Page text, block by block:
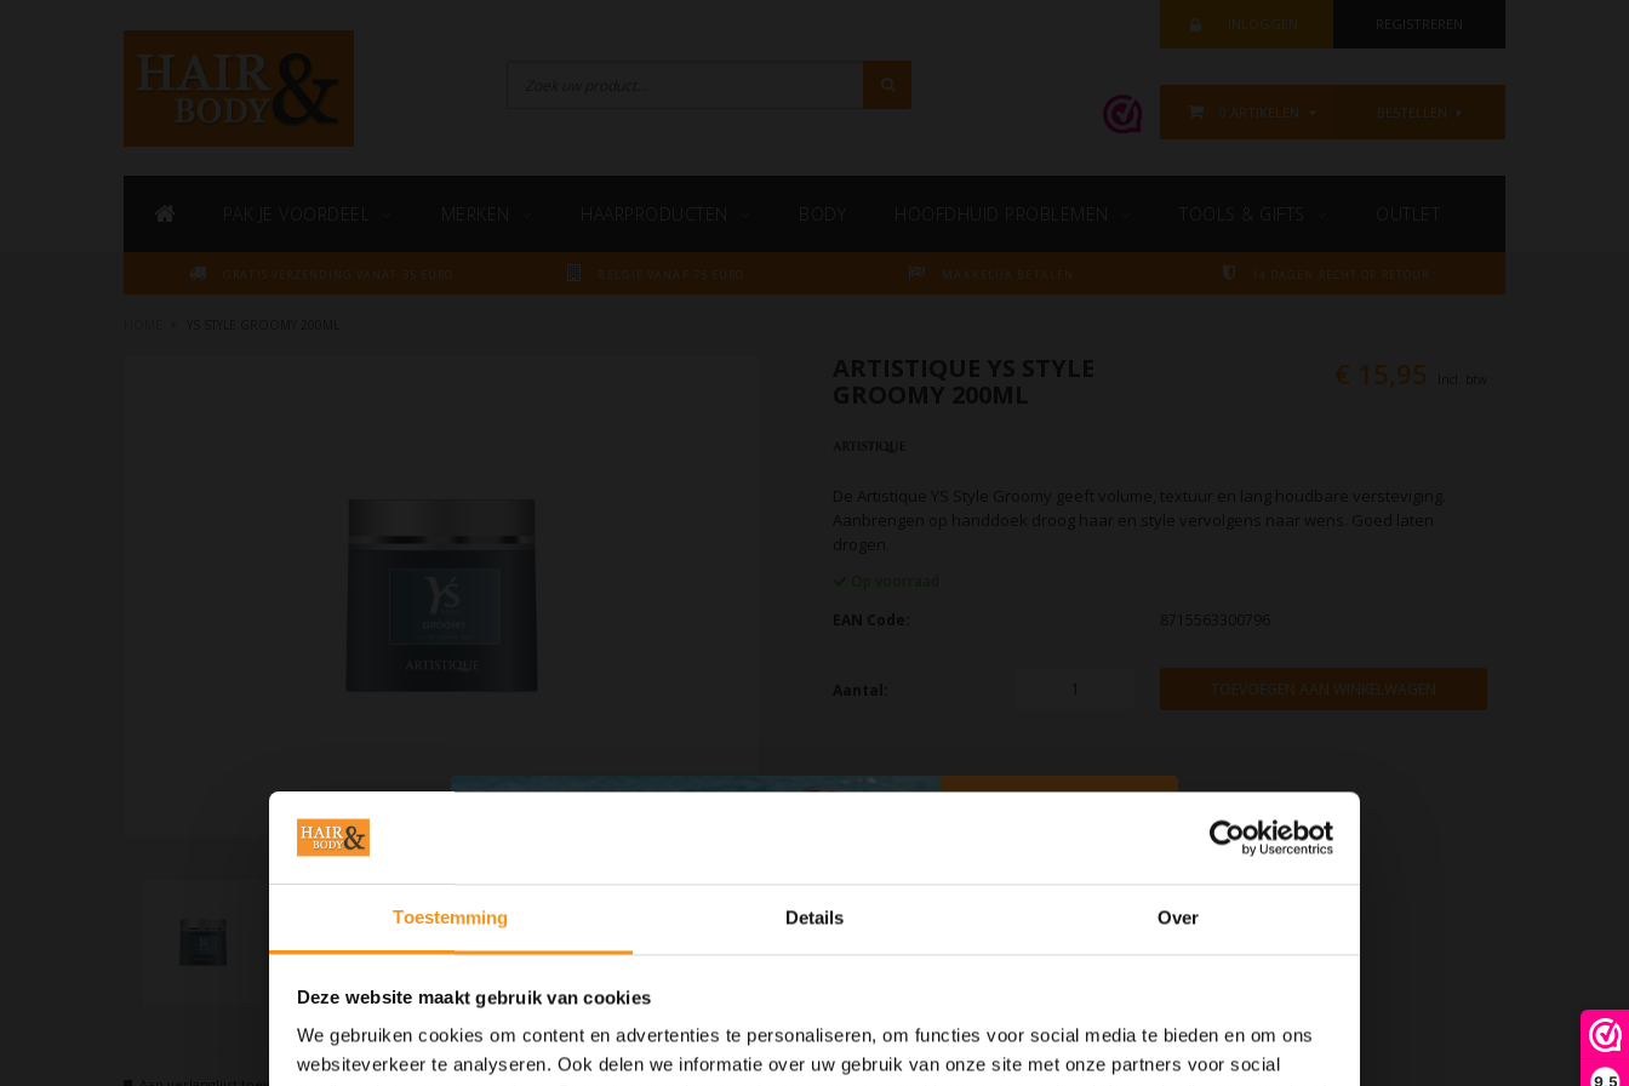
Toestemming Details Over
Deze website maakt gebruik van cookies
We gebruiken cookies om content en advertenties te personaliseren, om functies voor social media te bieden en om ons
websiteverkeer te analyseren. Ook delen we informatie over uw gebruik van onze site met onze partners voor social
9,5
INLOGGEN REGISTREREN
0 ARTIKELEN BESTELLEN
GRATIS VERZENDING VANAF 35 EURO BELGIE VANAF 75 EURO MAKKELIJK BETALEN 14 DAGEN RECHT OP RETOUR
€ 15,95
TOEVOEGEN AAN WINKELWAGEN